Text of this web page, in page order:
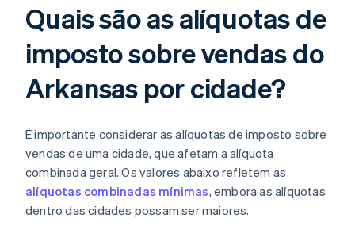
Quais são as alíquotas de
imposto sobre vendas do
Arkansas por cidade?
É importante considerar as alíquotas de imposto sobre
vendas de uma cidade, que afetam a alíquota
combinada geral. Os valores abaixo refletem as
alíquotas combinadas mínimas, embora as alíquotas
dentro das cidades possam ser maiores.